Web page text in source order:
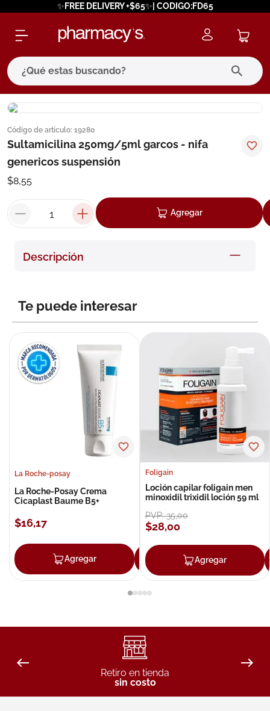
✨FREE DELIVERY +$65✨| CODIGO:FD65
¿Qué estas buscando?
Código de artículo: 19280
Sultamicilina 250mg/5ml garcos - nifa
genericos suspensión
$8,55
Agregar
Descripción
Te puede interesar
La Roche-posay
La Roche-Posay Crema
Cicaplast Baume B5+
$16,17
Agregar Agregar
Foligain
Loción capilar foligain men
minoxidil trixidil loción 59 ml
PVP:35,00
$28,00
Agregar
Retiro en tienda
sin costo
términos más buscados
1. eucerin
cerave
7. isdin
9 nivea
10.pañales